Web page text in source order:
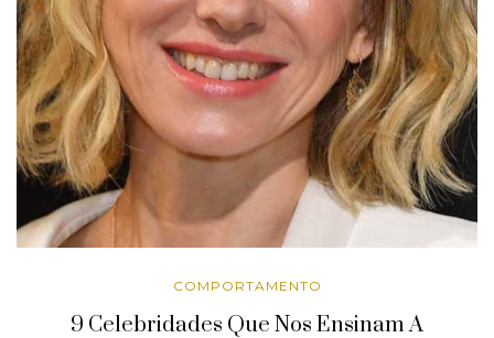
COMPORTAMENTO
9 Celebridades Que Nos Ensinam A